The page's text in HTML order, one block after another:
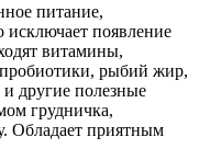
питание,
появление
витамины,
рыбий жир,
и другие полезные
грудничка,
Обладает приятным